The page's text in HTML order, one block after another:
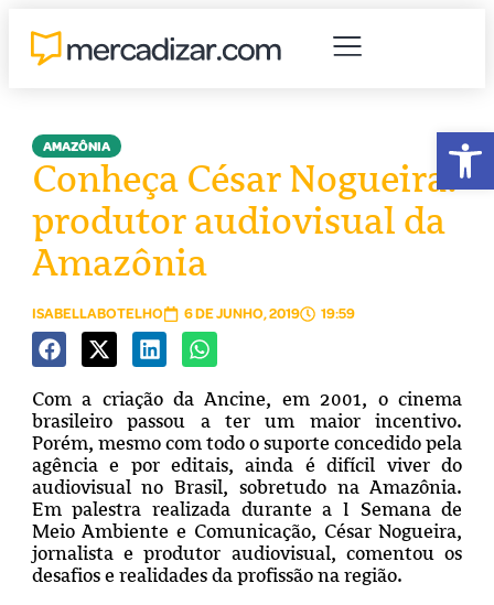
AMAZÔNIA
Conheça César Nogueira:
produtor audiovisual da
Amazônia
ISABELLABOTELHO 6 DE JUNHO, 2019 19:59
Com a criação da Ancine, em 2001, o cinema
brasileiro passou a ter um maior incentivo.
Porém, mesmo com todo o suporte concedido pela
agência e por editais, ainda é difícil viver do
audiovisual no Brasil, sobretudo na Amazônia.
Em palestra realizada durante a I Semana de
Meio Ambiente e Comunicação, César Nogueira,
jornalista e produtor audiovisual, comentou os
desafios e realidades da profissão na região.